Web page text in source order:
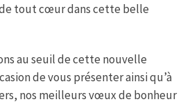
de tout cœur dans cette belle
au seuil de cette nouvelle
de vous présenter ainsi qu’à
nos meilleurs vœux de bonheur